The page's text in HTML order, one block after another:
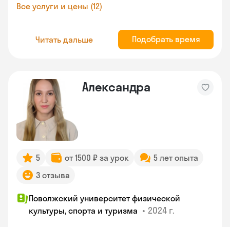
Все услуги и цены (12)
Читать дальше Подобрать время
Александра
5 от 1500 ₽ за урок
5 лет опыта
3 отзыва
Поволжский университет физической
культуры, спорта и туризма • 2024 г.